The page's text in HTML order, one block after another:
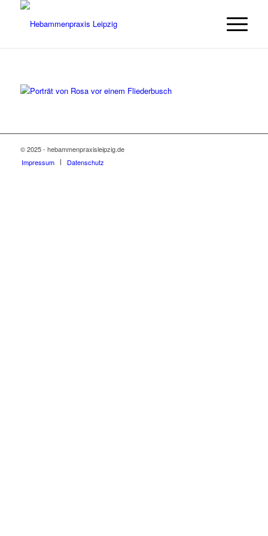
© 2025 - hebammenpraxisleipzig.de
Impressum
Datenschutz